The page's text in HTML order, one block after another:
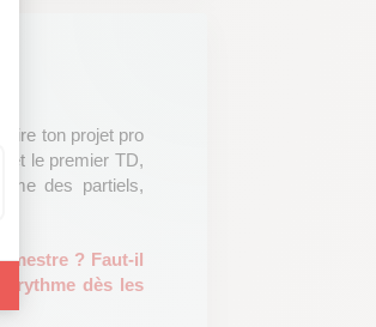
ton projet pro
et le premier TD,
des partiels,
? Faut-il
rythme dès les